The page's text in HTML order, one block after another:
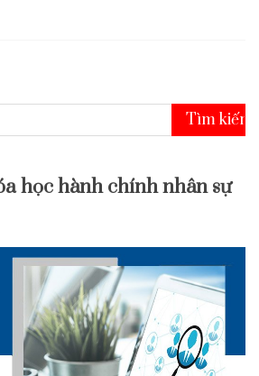
học hành chính nhân sự